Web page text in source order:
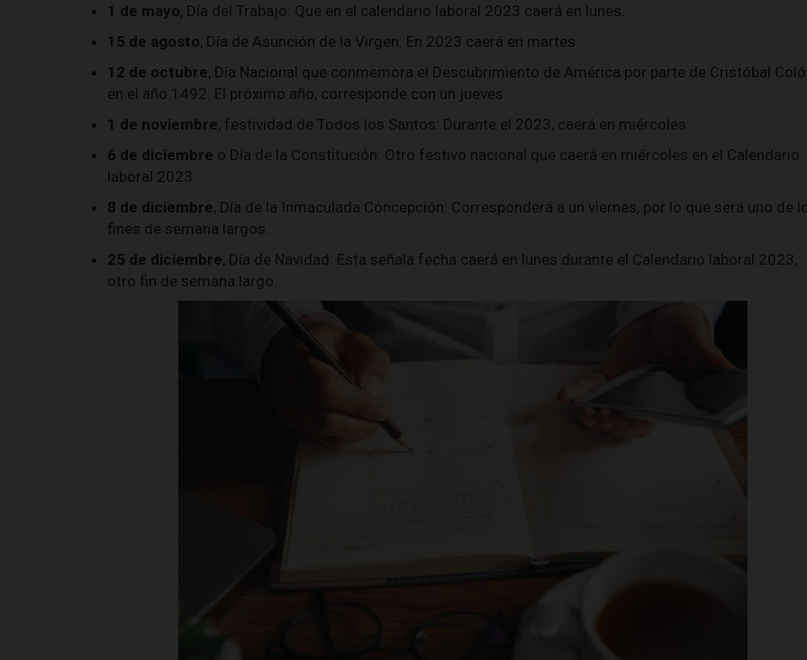
1 de mayo, Día del Trabajo: Que en el calendario laboral 2023 caerá en lunes.
15 de agosto, Día de Asunción de la Virgen: En 2023 caerá en martes.
12 de octubre, Día Nacional que conmemora el Descubrimiento de América por parte de Cristóbal
en el año 1492: El próximo año, corresponde con un jueves.
1 de noviembre, festividad de Todos los Santos: Durante el 2023, caerá en miércoles.
6 de diciembre o Día de la Constitución: Otro festivo nacional que caerá en miércoles en el Calendario
laboral 2023.
8 de diciembre, Día de la Inmaculada Concepción: Corresponderá a un viernes, por lo que será uno de
fines de semana largos.
25 de diciembre, Día de Navidad: Esta señala fecha caerá en lunes durante el Calendario laboral 2023,
otro fin de semana largo.